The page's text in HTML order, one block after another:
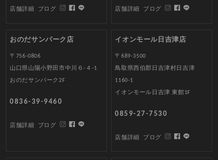
店舗詳細 ブログ 店舗詳細 ブログ
おのだサンパーク店
〒756-0806
山口県山陽小野田市中川６-４-1
おのだサンパーク2F
0836-39-9460
店舗詳細 ブログ
イオンモール日吉津店
〒689-3500
鳥取県西伯郡日吉津村日吉津
1160-1
イオンモール日吉津 東館1F
0859-27-7530
店舗詳細 ブログ